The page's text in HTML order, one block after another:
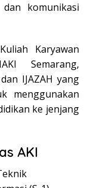
komunikasi
Karyawan
Semarang,
IJAZAH yang
menggunakan
ke jenjang
AKI